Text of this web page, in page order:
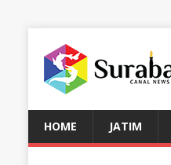
HOME JATIM